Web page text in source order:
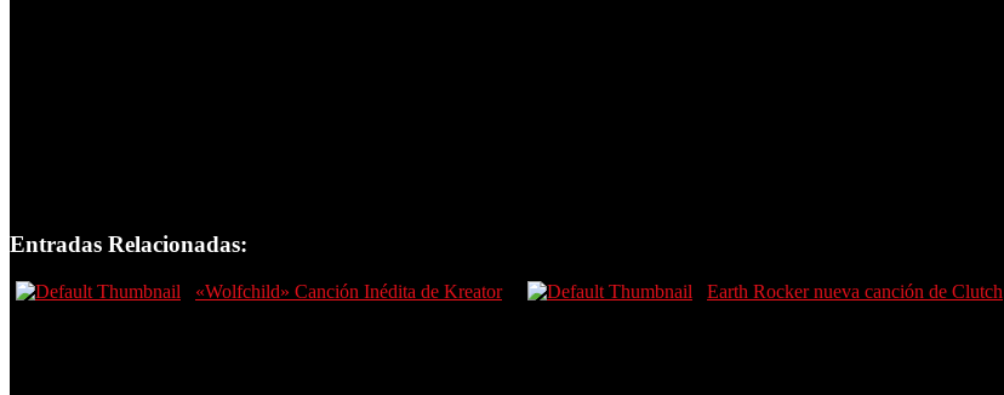
Entradas Relacionadas:
«Wolfchild» Canción Inédita de Kreator Earth Rocker nueva canción de Clutch